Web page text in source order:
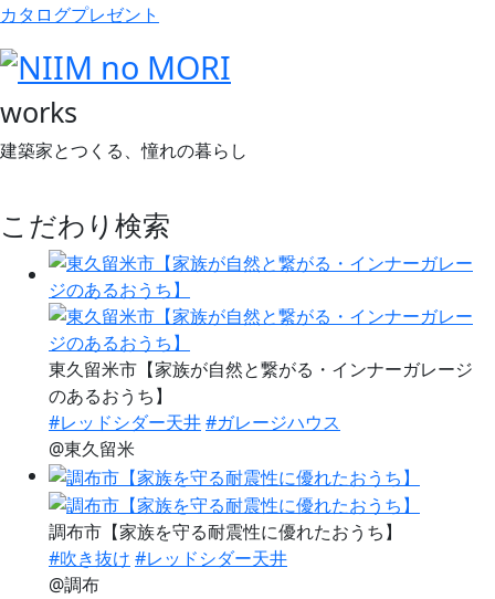
カタログプレゼント
works
建築家とつくる、憧れの暮らし
こだわり検索
東久留米市【家族が自然と繋がる・インナーガレージ
のあるおうち】
#レッドシダー天井#ガレージハウス
@東久留米
調布市【家族を守る耐震性に優れたおうち】
#吹き抜け #レッドシダー天井
@調布